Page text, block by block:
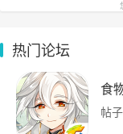
热门论坛
食
帖